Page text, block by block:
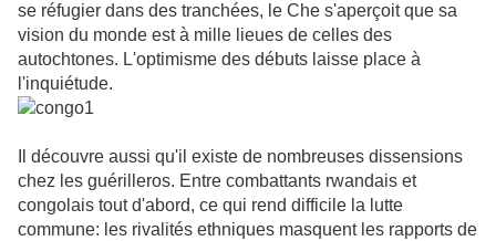
se réfugier dans des tranchées, le Che s'aperçoit que sa
vision du monde est à mille lieues de celles des
autochtones. L'optimisme des débuts laisse place à
l'inquiétude.
Il découvre aussi qu'il existe de nombreuses dissensions
chez les guérilleros. Entre combattants rwandais et
congolais tout d'abord, ce qui rend difficile la lutte
commune: les rivalités ethniques masquent les rapports de